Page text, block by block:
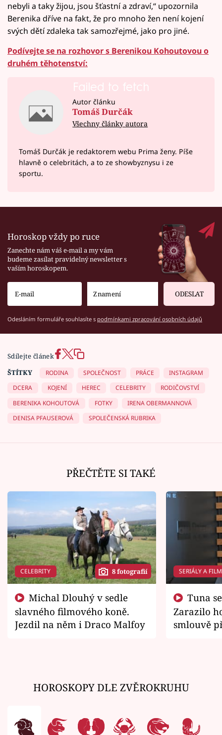
nebyli a taky žijou, jsou šťastní a zdraví,“ upozornila
Berenika dříve na fakt, že pro mnoho žen není kojení
svých dětí zdaleka tak samozřejmé, jako pro jiné.
Podívejte se na rozhovor s Berenikou Kohoutovou o
druhém těhotenství:
Failed to fetch
Autor článku
Tomáš Durčák
Všechny články autora
Tomáš Durčák je redaktorem webu Prima ženy. Píše
hlavně o celebritách, a to ze showbyznysu i ze
sportu.
Horoskop vždy po ruce
Zanechte nám váš e-mail a my vám
budeme zasílat pravidelný newsletter s
vaším horoskopem.
ODESLAT
Odesláním formuláře souhlasíte s podmínkami zpracování osobních údajů
Sdílejte článek
ŠTÍTKY
RODINA SPOLEČNOST PRÁCE
INSTAGRAM
DCERA
KOJENÍ HEREC CELEBRITY
RODIČOVSTVÍ
BERENIKA KOHOUTOVÁ
FOTKY
IRENA OBERMANNOVÁ
DENISA PFAUSEROVÁ
SPOLEČENSKÁ RUBRIKA
PŘEČTĚTE SI TAKÉ
CELEBRITY 8 fotografií
slavného filmového koně.
Jezdil na něm i Draco Malfoy
SERIÁLY A
Zarazilo
smlouvě
HOROSKOPY DLE ZVĚROKRUHU